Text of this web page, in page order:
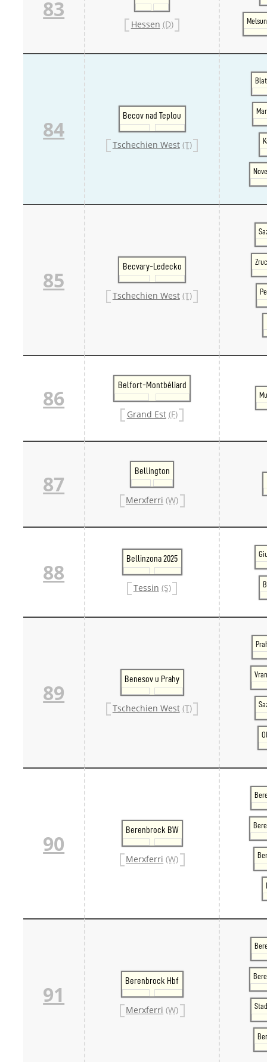
83
Hessen (D)
84
Becov nad Teplou
Tschechien West (T)
85
Becvary-Ledecko
Tschechien West (T)
86
Belfort-Montbéliard
Grand Est (F)
87
Bellington
Merxferri (W)
88
Bellinzona 2025
Tessin (S)
89
Benesov u Prahy
Tschechien West (T)
90
Berenbrock BW
Merxferri (W)
91
Berenbrock Hbf
Merxferri (W)